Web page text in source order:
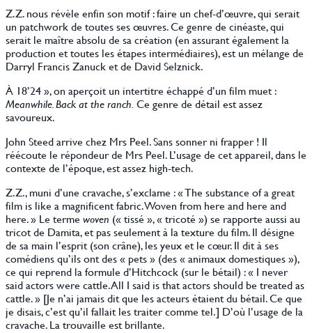
Z.Z. nous révèle enfin son motif : faire un chef-d’œuvre, qui serait
un patchwork de toutes ses œuvres. Ce genre de cinéaste, qui
serait le maître absolu de sa création (en assurant également la
production et toutes les étapes intermédiaires), est un mélange de
Darryl Francis Zanuck et de David Selznick.
À 18’24 », on aperçoit un intertitre échappé d’un film muet :
Meanwhile. Back at the ranch. Ce genre de détail est assez
savoureux.
John Steed arrive chez Mrs Peel. Sans sonner ni frapper ! Il
réécoute le répondeur de Mrs Peel. L’usage de cet appareil, dans le
contexte de l’époque, est assez high-tech.
Z.Z., muni d’une cravache, s’exclame : « The substance of a great
film is like a magnificent fabric. Woven from here and here and
here. » Le terme woven (« tissé », « tricoté ») se rapporte aussi au
tricot de Damita, et pas seulement à la texture du film. Il désigne
de sa main l’esprit (son crâne), les yeux et le cœur. Il dit à ses
comédiens qu’ils ont des « pets » (des « animaux domestiques »),
ce qui reprend la formule d’Hitchcock (sur le bétail) : « I never
said actors were cattle. All I said is that actors should be treated as
cattle. » [Je n’ai jamais dit que les acteurs étaient du bétail. Ce que
je disais, c’est qu’il fallait les traiter comme tel.] D’où l’usage de la
cravache. La trouvaille est brillante.